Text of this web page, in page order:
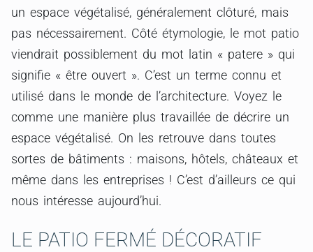
un espace végétalisé, généralement clôturé, mais
pas nécessairement. Côté étymologie, le mot patio
viendrait possiblement du mot latin « patere » qui
signifie « être ouvert ». C’est un terme connu et
utilisé dans le monde de l’architecture. Voyez le
comme une manière plus travaillée de décrire un
espace végétalisé. On les retrouve dans toutes
sortes de bâtiments : maisons, hôtels, châteaux et
même dans les entreprises ! C’est d’ailleurs ce qui
nous intéresse aujourd’hui.
LE PATIO FERMÉ DÉCORATIF